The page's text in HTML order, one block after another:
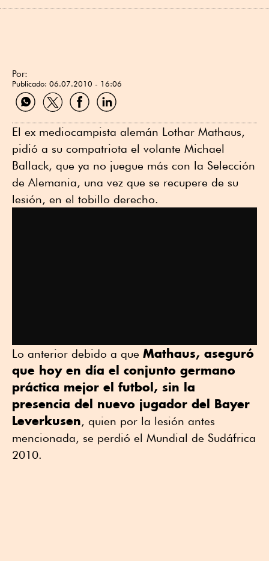
Por:
Publicado: 06.07.2010 - 16:06
Compartir
por
Compartir
por
Compartir
por
Compartir
por
El ex mediocampista alemán Lothar Mathaus,
pidió a su compatriota el volante Michael
Ballack, que ya no juegue más con la Selección
de Alemania, una vez que se recupere de su
lesión, en el tobillo derecho.
Lo anterior debido a que Mathaus, aseguró
que hoy en día el conjunto germano
práctica mejor el futbol, sin la
presencia del nuevo jugador del Bayer
Leverkusen, quien por la lesión antes
mencionada, se perdió el Mundial de Sudáfrica
2010.